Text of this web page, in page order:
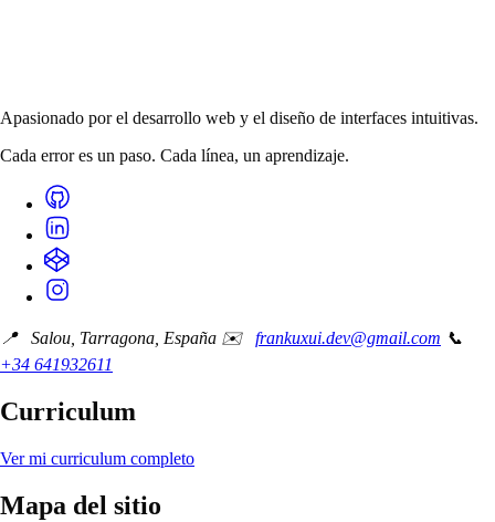
Apasionado por el desarrollo web y el diseño de interfaces intuitivas.
Cada error es un paso. Cada línea, un aprendizaje.
📍 Salou, Tarragona, España ✉️ frankuxui.dev@gmail.com 📞
+34 641932611
Curriculum
Ver mi curriculum completo
Mapa del sitio